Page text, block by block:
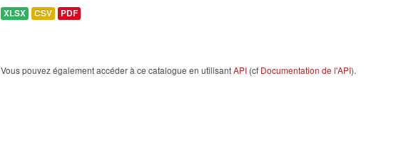
XLSX CSV PDF
Vous pouvez également accéder à ce catalogue en utilisantAPI (cf Documentation de l'API).